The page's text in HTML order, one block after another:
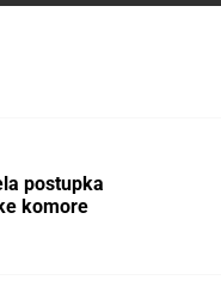
postupka
komore